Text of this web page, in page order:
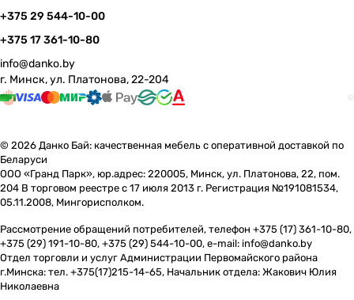
+375 29 544-10-00
+375 17 361-10-80
info@danko.by
г. Минск, ул. Платонова, 22-204
© 2026 Данко Бай: качественная мебель с оперативной доставкой по
Беларуси
ООО «Гранд Парк», юр.адрес: 220005, Минск, ул. Платонова, 22, пом.
204 В торговом реестре с 17 июля 2013 г. Регистрация №191081534,
05.11.2008, Мингорисполком.
Рассмотрение обращений потребителей, телефон +375 (17) 361-10-80,
+375 (29) 191-10-80, +375 (29) 544-10-00, e-mail: info@danko.by
Отдел торговли и услуг Администрации Первомайского района
г.Минска: тел. +375(17)215-14-65, Начальник отдела: Жакович Юлия
Николаевна